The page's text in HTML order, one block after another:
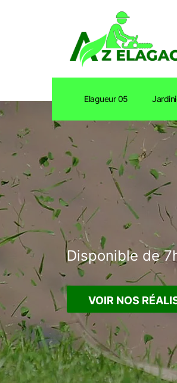
Elagueur 05
Disponible de
VOIR NOS